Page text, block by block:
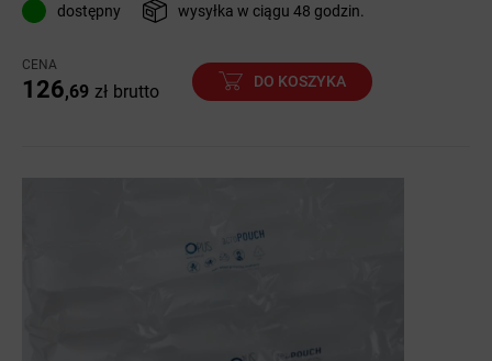
dostępny wysyłka w ciągu 48 godzin.
CENA
126,69 zł brutto
DO KOSZYKA